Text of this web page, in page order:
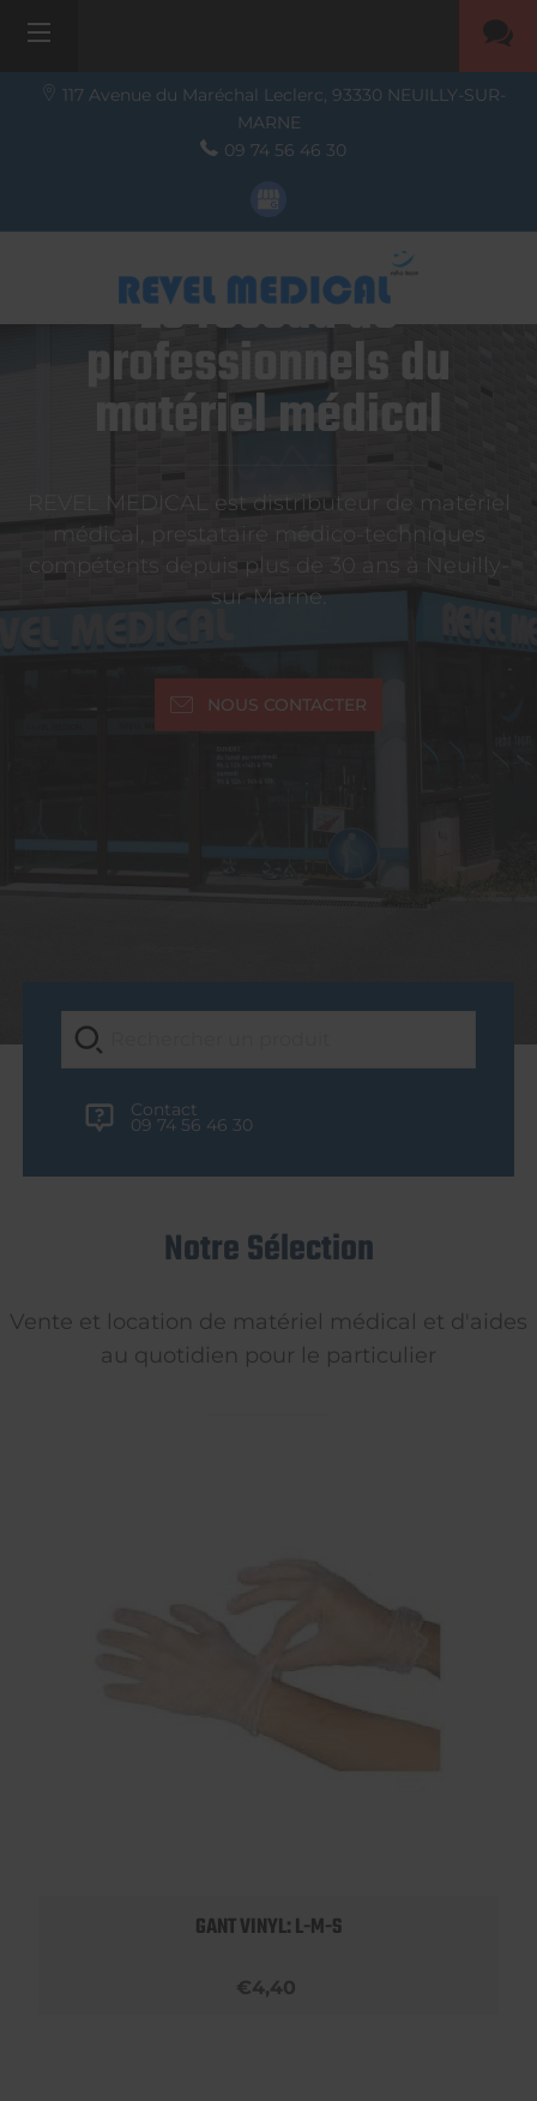
117 Avenue du Maréchal Leclerc, 93330 NEUILLY-SUR-
MARNE
09 74 56 46 30
Le réseau de
professionnels du
matériel médical
REVEL MEDICAL est distributeur de matériel
médical, prestataire médico-techniques
compétents depuis plus de 30 ans à Neuilly-
sur-Marne.
NOUS CONTACTER
Contact
09 74 56 46 30
Notre Sélection
Vente et location de matériel médical et d'aides
au quotidien pour le particulier
GANT VINYL: L-M-S
€4,40